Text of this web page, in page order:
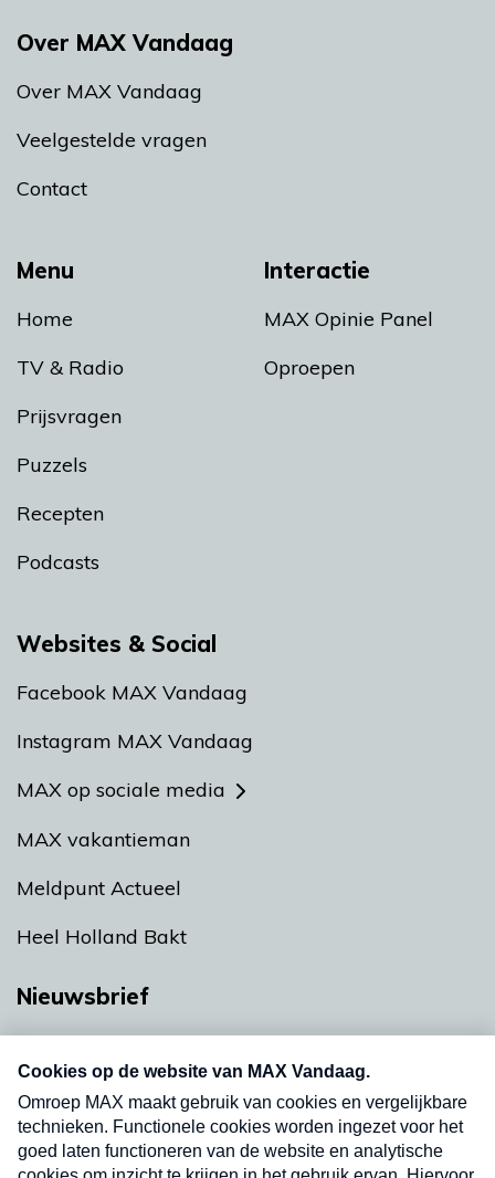
Menu
Home
TV & Radio
Prijsvragen
Puzzels
Recepten
Podcasts
Interactie
MAX Opinie Panel
Oproepen
Over MAX Vandaag
Over MAX Vandaag
Veelgestelde vragen
Contact
Websites & Social
Facebook MAX Vandaag
Instagram MAX Vandaag
MAX op sociale media
MAX vakantieman
Meldpunt Actueel
Heel Holland Bakt
Nieuwsbrief
nieuwsbrief. Elke vrijdag- en dinsdagochtend in
uw mailbox.
Verzend